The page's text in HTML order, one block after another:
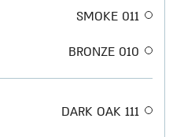
011 SMOKE
010 BRONZE
111 DARK OAK